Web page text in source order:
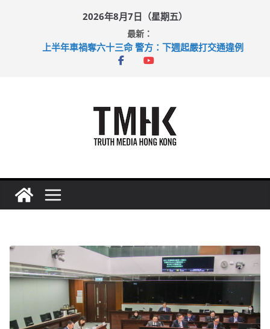
2026年8月7日（星期五）
最新：
上半年車禍奪六十三命 警方：下週起嚴打交通違例
性罪行修例獲九成支持 鄧炳強：爭取今屆任期內完成立法